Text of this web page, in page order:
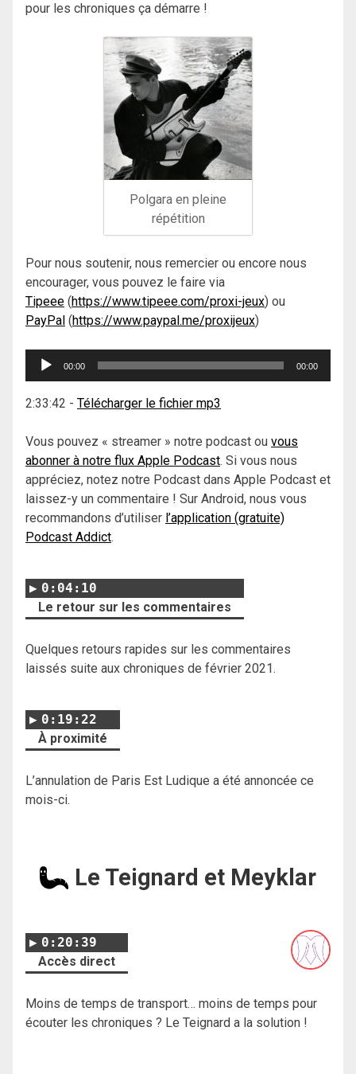
pour les chroniques ça démarre !
Polgara en pleine
répétition
Pour nous soutenir, nous remercier ou encore nous
encourager, vous pouvez le faire via
Tipeee (https://www.tipeee.com/proxi-jeux) ou
PayPal (https://www.paypal.me/proxijeux)
Lecteur
00:00 00:00
2:33:42 - Télécharger le fichier mp3
Vous pouvez « streamer » notre podcast ou vous
abonner à notre flux Apple Podcast. Si vous nous
appréciez, notez notre Podcast dans Apple Podcast et
laissez-y un commentaire ! Sur Android, nous vous
recommandons d’utiliser l’application (gratuite)
Podcast Addict.
0:04:10
Le retour sur les commentaires
Quelques retours rapides sur les commentaires
laissés suite aux chroniques de février 2021.
0:19:22
À proximité
L’annulation de Paris Est Ludique a été annoncée ce
mois-ci.
Le Teignard et Meyklar
0:20:39
Accès direct
Moins de temps de transport… moins de temps pour
écouter les chroniques ? Le Teignard a la solution !